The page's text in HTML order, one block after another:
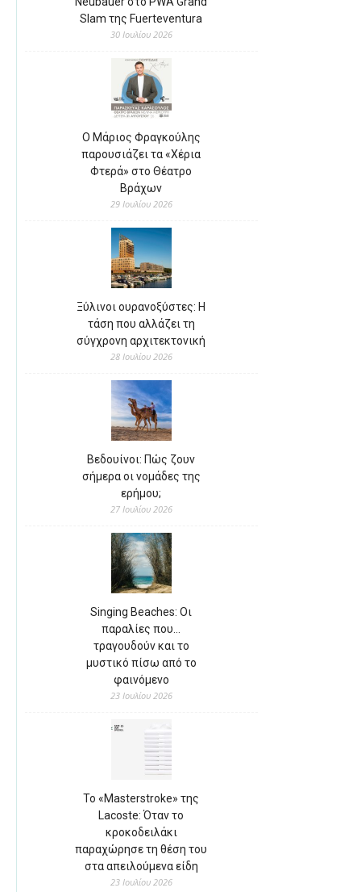
Slam της Fuerteventura
30 Ιουλίου 2026
Ο Μάριος Φραγκούλης
παρουσιάζει τα «Χέρια
Φτερά» στο Θέατρο
Βράχων
29 Ιουλίου 2026
Ξύλινοι ουρανοξύστες: Η
τάση που αλλάζει τη
σύγχρονη αρχιτεκτονική
28 Ιουλίου 2026
Βεδουίνοι: Πώς ζουν
σήμερα οι νομάδες της
ερήμου;
27 Ιουλίου 2026
Singing Beaches: Οι
παραλίες που…
τραγουδούν και το
μυστικό πίσω από το
φαινόμενο
23 Ιουλίου 2026
Το «Masterstroke» της
Lacoste: Όταν το
κροκοδειλάκι
παραχώρησε τη θέση του
στα απειλούμενα είδη
23 Ιουλίου 2026